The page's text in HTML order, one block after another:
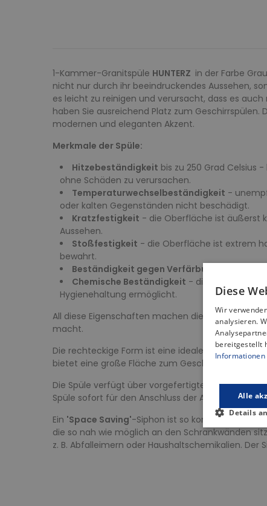
1-Kammer-Granitspüle HUNTERZ in der Farbe
nicht nur durch ihr beeindruckendes Aussehen,
es leicht zu reinigen und verursacht, dass es
haben Sie ausreichend Platz zum
modernen und eleganten Akzent.
Merkmale der Spüle:
Hitzebeständigkeit bis zu 250 Grad Celsius
ohne Schäden zu verursachen.
Temperaturwechselbeständigkeit -
oder kalten Gegenständen nicht beschädigt.
Kratzfestigkeit - die Oberfläche ist äußerst
Aussehen.
Stoßfestigkeit - die Oberfläche ist extrem
bewahrt.
Beständigkeit gegen Verfärbungen
- die
Chemische Beständigkeit - die Spülen sind
Hygienehaltung ermöglicht.
All diese Eigenschaften machen die Spülen nicht
macht.
Die rechteckige Form ist eine ideale Lösung für
bietet eine große Fläche zum Geschirrspülen
Die Spüle verfügt über vorgefertigte
Spüle sofort für den Anschluss der Armatur
Ein 'Space Saving'-Siphon ist so konzipiert, dass
die so nah wie möglich an den Schrankwänden
z. B. Abfalleimern oder Haushaltschemikalien.
Diese
Wir
analysieren.
bereitgestellt
Informationen
Alle
Details